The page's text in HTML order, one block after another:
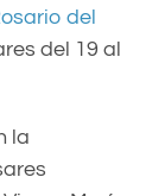
del
del 19 al
la